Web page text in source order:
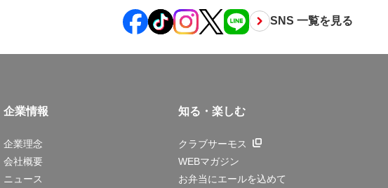
SNS 一覧を見る
企業情報
企業理念
会社概要
ニュース
知る・楽しむ
クラブサーモス
WEBマガジン
お弁当にエールを込めて